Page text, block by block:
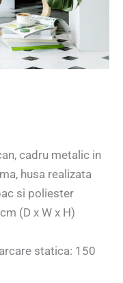
cadru metalic in
husa realizata
si poliester
(D x W x H)
statica: 150